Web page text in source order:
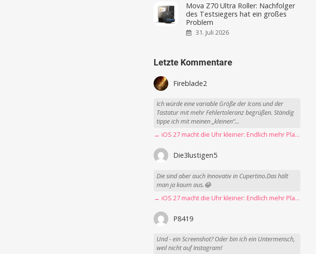
Mova Z70 Ultra Roller: Nachfolger
des Testsiegers hat ein großes
Problem
31. Juli 2026
Letzte Kommentare
Fireblade2
Ich würde eine variable Größe der Icons und der
Tastatur mit mehr Fehlertoleranz begrüßen. Ständig
tippe ich mit meinen „kleinen“...
→ iOS 27 macht die Uhr kleiner: Endlich mehr Platz fürs Hintergrundbild
Die3lustigen5
Die sind aber auch Innovativ in Cupertino.Das hält
man ja kaum aus.😂
→ iOS 27 macht die Uhr kleiner: Endlich mehr Platz fürs Hintergrundbild
P8419
Und - ein Screenshot? Oder bin ich ein Untermensch,
weil nicht auf Instagram!